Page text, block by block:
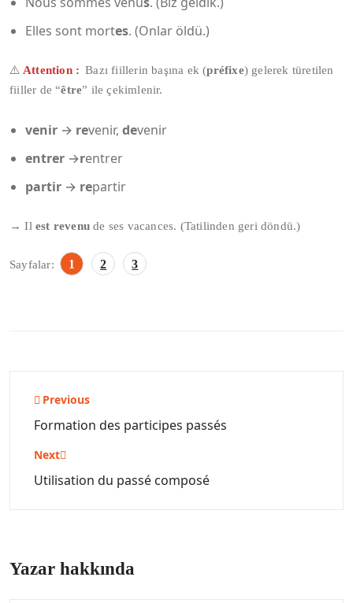
Elles sont mortes. (Onlar öldü.)
⚠️ Attention : Bazı fiillerin başına ek (préfixe) gelerek türetilen
fiiller de “être” ile çekimlenir.
venir → revenir, devenir
entrer →rentrer
partir → repartir
→ Il est revenu de ses vacances. (Tatilinden geri döndü.)
Sayfalar: 1 2 3
Yazı
gezinmesi
Previous
Formation des participes passés
Next
Utilisation du passé composé
Yazar hakkında